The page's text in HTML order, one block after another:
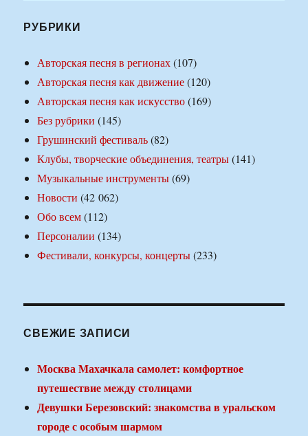
РУБРИКИ
Авторская песня в регионах(107)
Авторская песня как движение(120)
Авторская песня как искусство(169)
Без рубрики (145)
Грушинский фестиваль(82)
Клубы, творческие объединения, театры(141)
Музыкальные инструменты(69)
Новости (42 062)
Обо всем(112)
Персоналии (134)
Фестивали, конкурсы, концерты(233)
СВЕЖИЕ ЗАПИСИ
Москва Махачкала самолет: комфортное
путешествие между столицами
Девушки Березовский: знакомства в уральском
городе с особым шармом